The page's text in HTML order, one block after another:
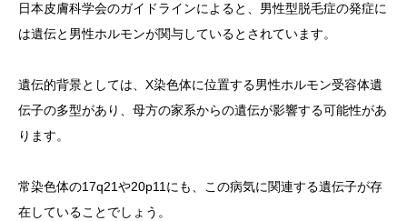
日本皮膚科学会のガイドラインによると、男性型脱毛症の発症に
は遺伝と男性ホルモンが関与しているとされています。
遺伝的背景としては、X染色体に位置する男性ホルモン受容体遺
伝子の多型があり、母方の家系からの遺伝が影響する可能性があ
ります。
常染色体の17q21や20p11にも、この病気に関連する遺伝子が存
在していることでしょう。